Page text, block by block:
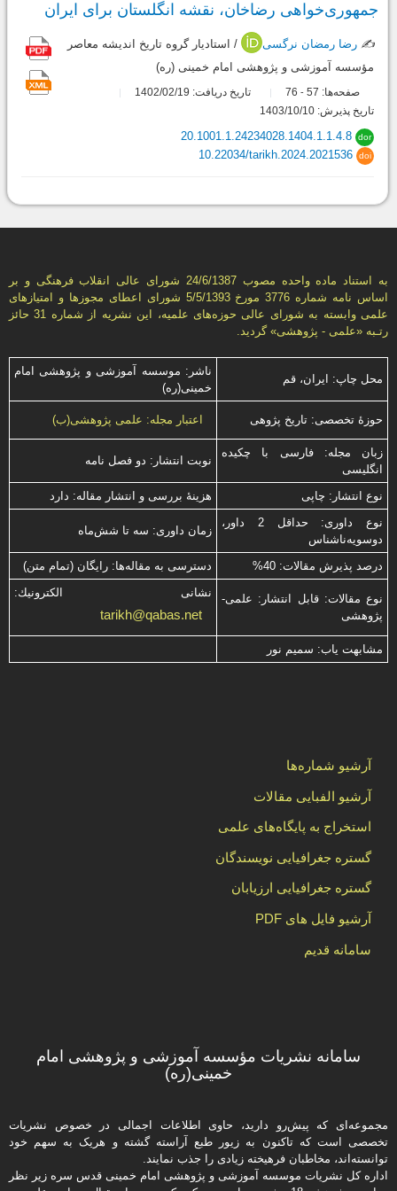
جمهوری‌خواهی رضاخان، نقشه انگلستان برای ایران
✍️ رضا رمضان نرگسی
/ استادیار گروه تاریخ اندیشه معاصر
مؤسسه آموزشی و پژوهشی امام خمینی (ره)
صفحه‌ها: 57
-
تاریخ دریافت: 1402/02/19
تاریخ پذیرش: 1403/10/10
dor
20.1001.1.24234028.1404.1.1.4.8
doi
10.22034/tarikh.2024.2021536
به استناد ماده واحده مصوب 24/6/1387 شورای عالی انقلاب فرهنگی و بر
اساس نامه شماره 3776 مورخ 5/5/1393 شورای اعطای مجوزها و امتيازهای
علمی وابسته به شورای عالی حوزه‌های علميه، اين نشريه از شماره 31 حائز
رتـبه «علمی - پژوهشی» گرديد.
محل چاپ: ایران، قم
ناشر: موسسه آموزشی و پژوهشی امام
خمینی(ره)
حوزۀ تخصصی: تاریخ پژوهی اعتبار مجله: علمی پژوهشی(ب)
زبان مجله: فارسی با چكیده
انگلیسی
نوبت انتشار: دو فصل نامه
نوع انتشار: چاپی
هزینۀ بررسی و انتشار مقاله: دارد
نوع داوری: حداقل 2 داور،
دوسویه‌ناشناس
زمان داوری: سه تا شش‌ماه
درصد پذیرش مقالات: 40% دسترسی به مقاله‌ها: رایگان (تمام متن)
نوع مقالات: قابل انتشار: علمی-
پژوهشی
نشانی الكترونیك:
tarikh@qabas.net
مشابهت ياب: سميم نور
آرشیو شماره‌ها
آرشیو الفبایی مقالات
استخراج به پایگاه‌های علمی
گستره جغرافیایی نویسندگان
گستره جغرافیایی ارزیابان
آرشیو فایل های PDF
سامانه قدیم
سامانه نشریات مؤسسه آموزشی و پژوهشی امام
خمینی(ره)
مجموعه‌ای که پیش‌رو دارید،‌ حاوی اطلاعات اجمالی در خصوص نشریات
تخصصی است که تاکنون به زیور طبع آراسته گشته و هریک به سهم خود
توانسته‌اند، مخاطبان فرهیخته‌ زیادی را جذب نمایند.
اداره كل نشریات موسسه آموزشی و پژوهشی امام خمینی قدس سره زیر نظر